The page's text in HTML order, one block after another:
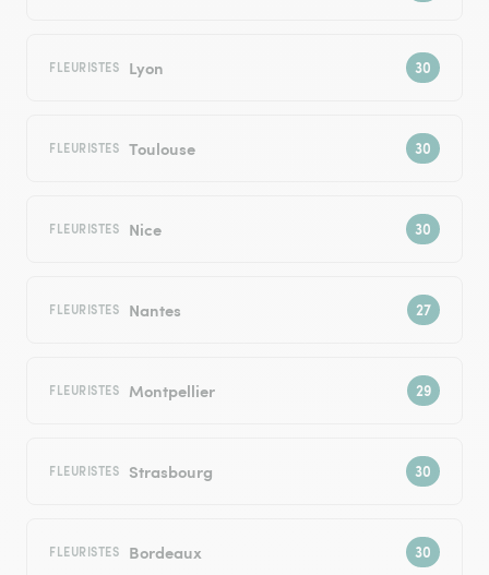
FLEURISTES Lyon
FLEURISTES Toulouse
FLEURISTES Nice
FLEURISTES Nantes
FLEURISTES Montpellier
FLEURISTES Strasbourg
FLEURISTES Bordeaux